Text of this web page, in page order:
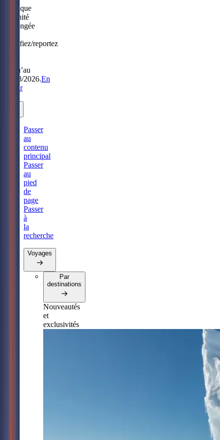
Politique
Sérénité
prolongée
modifiez/reportez
jusqu’au
31/08/2026.En
savoir
Passer
au
contenu
principal
Passer
au
pied
de
page
Passer
à
la
recherche
Voyages
Par
destinations
Nouveautés
et
exclusivités